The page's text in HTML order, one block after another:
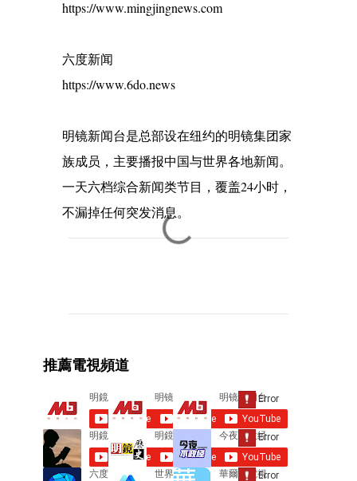
https://www.mingjingnews.com
六度新闻
https://www.6do.news
明镜新闻台是总部设在纽约的明镜集团家
族成员，主要播报中国与世界各地新闻。
一天六档综合新闻类节目，覆盖24小时，
不漏掉任何突发消息。
n
t
s
推薦電視頻道